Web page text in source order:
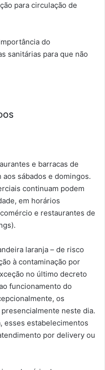
para circulação de
do
sanitárias para que não
e barracas de
aos sábados e domingos.
continuam podem
em horários
e restaurantes de
laranja – de risco
à contaminação por
no último decreto
funcionamento do
os
neste dia.
esses estabelecimentos
por delivery ou